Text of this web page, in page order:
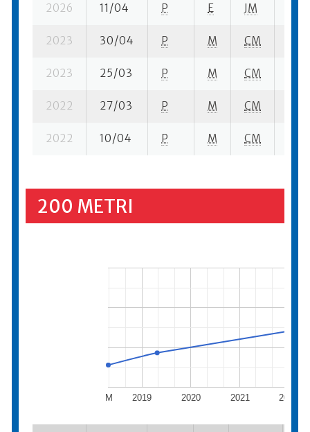
2026 11/04 P E JM
2023 30/04 P M CM
2023 25/03 P M CM
2022 27/03 P M CM
2022 10/04 P M CM
200 METRI
2019 2020 2021 2022
M